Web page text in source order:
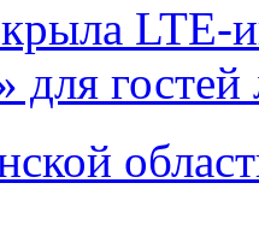
LTE-
гостей